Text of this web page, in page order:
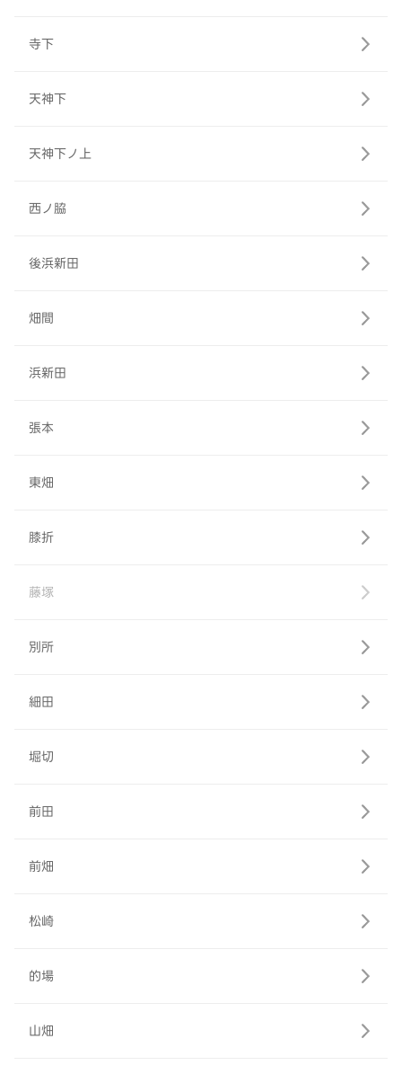
寺下
天神下
天神下ノ上
西ノ脇
後浜新田
畑間
浜新田
張本
東畑
膝折
藤塚
別所
細田
堀切
前田
前畑
松崎
的場
山畑